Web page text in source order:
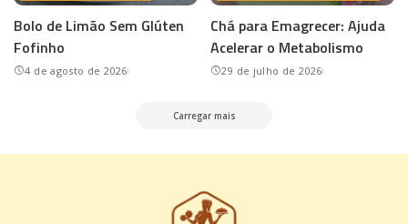
Bolo de Limão Sem Glúten
Fofinho
4 de agosto de 2026
Chá para Emagrecer: Ajuda
Acelerar o Metabolismo
29 de julho de 2026
Carregar mais